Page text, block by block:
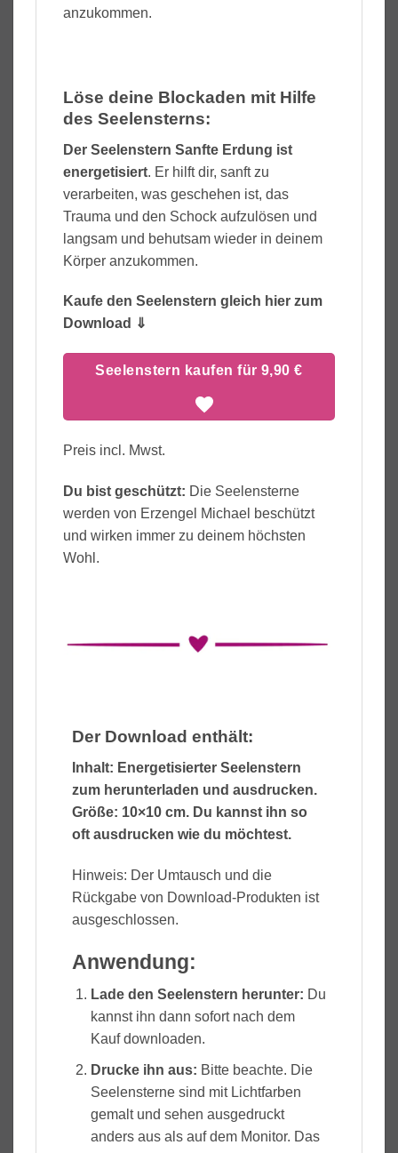
anzukommen.
Löse deine Blockaden mit Hilfe
des Seelensterns:
Der Seelenstern Sanfte Erdung ist
energetisiert. Er hilft dir, sanft zu
verarbeiten, was geschehen ist, das
Trauma und den Schock aufzulösen und
langsam und behutsam wieder in deinem
Körper anzukommen.
Kaufe den Seelenstern gleich hier zum
Download ⇓
Seelenstern kaufen für 9,90 €
Preis incl. Mwst.
Du bist geschützt: Die Seelensterne
werden von Erzengel Michael beschützt
und wirken immer zu deinem höchsten
Wohl.
Der Download enthält:
Inhalt: Energetisierter Seelenstern
zum herunterladen und ausdrucken.
Größe: 10×10 cm. Du kannst ihn so
oft ausdrucken wie du möchtest.
Hinweis: Der Umtausch und die
Rückgabe von Download-Produkten ist
ausgeschlossen.
Anwendung:
Lade den Seelenstern herunter: Du
kannst ihn dann sofort nach dem
Kauf downloaden.
Drucke ihn aus: Bitte beachte. Die
Seelensterne sind mit Lichtfarben
gemalt und sehen ausgedruckt
anders aus als auf dem Monitor. Das